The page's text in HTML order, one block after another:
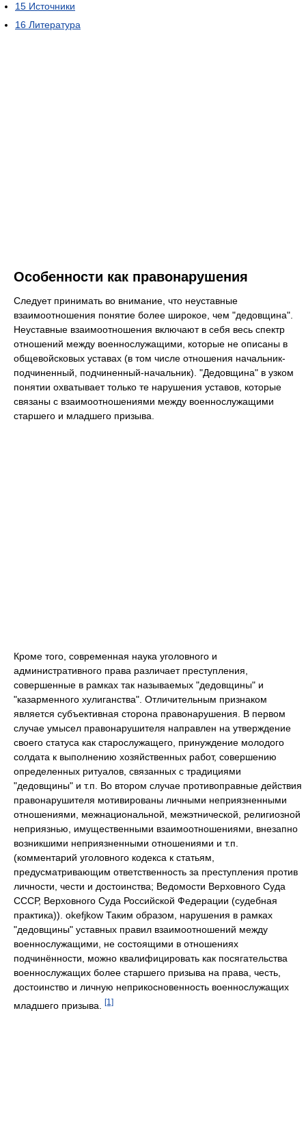
15 Источники
16 Литература
Особенности как правонарушения
Следует принимать во внимание, что неуставные
взаимоотношения понятие более широкое, чем "дедовщина".
Неуставные взаимоотношения включают в себя весь спектр
отношений между военнослужащими, которые не описаны в
общевойсковых уставах (в том числе отношения начальник-
подчиненный, подчиненный-начальник). "Дедовщина" в узком
понятии охватывает только те нарушения уставов, которые
связаны с взаимоотношениями между военнослужащими
старшего и младшего призыва.
Кроме того, современная наука уголовного и
административного права различает преступления,
совершенные в рамках так называемых "дедовщины" и
"казарменного хулиганства". Отличительным признаком
является субъективная сторона правонарушения. В первом
случае умысел правонарушителя направлен на утверждение
своего статуса как старослужащего, принуждение молодого
солдата к выполнению хозяйственных работ, совершению
определенных ритуалов, связанных с традициями
"дедовщины" и т.п. Во втором случае противоправные действия
правонарушителя мотивированы личными неприязненными
отношениями, межнациональной, межэтнической, религиозной
неприязнью, имущественными взаимоотношениями, внезапно
возникшими неприязненными отношениями и т.п.
(комментарий уголовного кодекса к статьям,
предусматривающим ответственность за преступления против
личности, чести и достоинства; Ведомости Верховного Суда
СССР, Верховного Суда Российской Федерации (судебная
практика)). okefjkow Таким образом, нарушения в рамках
"дедовщины" уставных правил взаимоотношений между
военнослужащими, не состоящими в отношениях
подчинённости, можно квалифицировать как посягательства
военнослужащих более старшего призыва на права, честь,
достоинство и личную неприкосновенность военнослужащих
младшего призыва.
[1]